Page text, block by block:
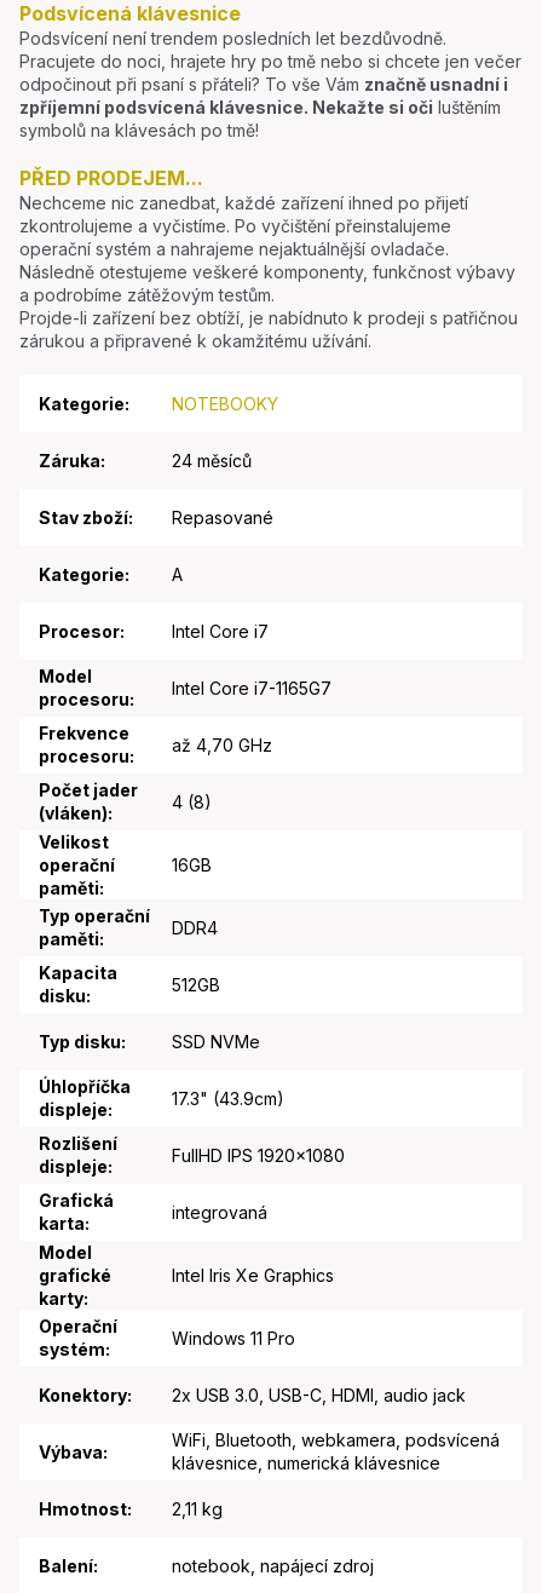
Podsvícená klávesnice
Podsvícení není trendem posledních let bezdůvodně.
Pracujete do noci, hrajete hry po tmě nebo si chcete jen večer
odpočinout při psaní s přáteli? To vše Vám značně usnadní i
zpříjemní podsvícená klávesnice. Nekažte si oči luštěním
symbolů na klávesách po tmě!
PŘED PRODEJEM...
Nechceme nic zanedbat, každé zařízení ihned po přijetí
zkontrolujeme a vyčistíme. Po vyčištění přeinstalujeme
operační systém a nahrajeme nejaktuálnější ovladače.
Následně otestujeme veškeré komponenty, funkčnost výbavy
a podrobíme zátěžovým testům.
Projde-li zařízení bez obtíží, je nabídnuto k prodeji s patřičnou
zárukou a připravené k okamžitému užívání.
Kategorie: NOTEBOOKY
Záruka: 24 měsíců
Stav zboží: Repasované
Kategorie: A
Procesor: Intel Core i7
Model
procesoru:
Intel Core i7-1165G7
Frekvence
procesoru:
až 4,70 GHz
Počet jader
(vláken):
4 (8)
Velikost
operační
paměti:
16GB
Typ operační
paměti:
DDR4
Kapacita
disku:
512GB
Typ disku: SSD NVMe
Úhlopříčka
displeje:
17.3" (43.9cm)
Rozlišení
displeje:
FullHD IPS 1920x1080
Grafická
karta:
integrovaná
Model
grafické
karty:
Intel Iris Xe Graphics
Operační
systém:
Windows 11 Pro
Konektory: 2x USB 3.0, USB-C, HDMI, audio jack
Výbava:
WiFi, Bluetooth, webkamera, podsvícená
klávesnice, numerická klávesnice
Hmotnost: 2,11 kg
Balení: notebook, napájecí zdroj